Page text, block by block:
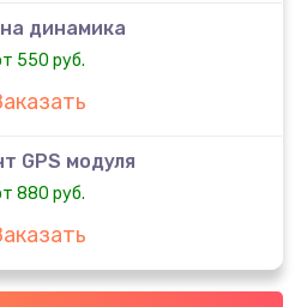
динамика
550 руб.
GPS модуля
880 руб.
управления